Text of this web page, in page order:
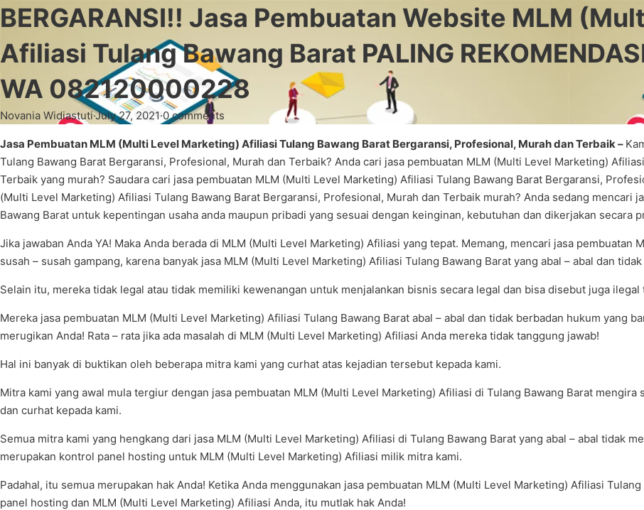
BERGARANSI!! Jasa Pembuatan Website MLM
Afiliasi Tulang Bawang Barat PALING
WA 082120000228
Novania Widiastuti·July 27, 2021·0 comments
Jasa Pembuatan MLM (Multi Level Marketing) Afiliasi Tulang Bawang Barat Bergaransi, Profesional, Murah dan Terbaik –
Tulang Bawang Barat Bergaransi, Profesional, Murah dan Terbaik? Anda cari jasa pembuatan MLM (Multi Level Marketing)
Terbaik yang murah? Saudara cari jasa pembuatan MLM (Multi Level Marketing) Afiliasi Tulang Bawang Barat Bergaransi,
(Multi Level Marketing) Afiliasi Tulang Bawang Barat Bergaransi, Profesional, Murah dan Terbaik murah? Anda sedang mencari
Bawang Barat untuk kepentingan usaha anda maupun pribadi yang sesuai dengan keinginan, kebutuhan dan dikerjakan secara
Jika jawaban Anda YA! Maka Anda berada di MLM (Multi Level Marketing) Afiliasi yang tepat. Memang, mencari jasa pembuatan
susah – susah gampang, karena banyak jasa MLM (Multi Level Marketing) Afiliasi Tulang Bawang Barat yang abal – abal dan
Selain itu, mereka tidak legal atau tidak memiliki kewenangan untuk menjalankan bisnis secara legal dan bisa disebut juga ilegal
Mereka jasa pembuatan MLM (Multi Level Marketing) Afiliasi Tulang Bawang Barat abal – abal dan tidak berbadan hukum yang
merugikan Anda! Rata – rata jika ada masalah di MLM (Multi Level Marketing) Afiliasi Anda mereka tidak tanggung jawab!
Hal ini banyak di buktikan oleh beberapa mitra kami yang curhat atas kejadian tersebut kepada kami.
Mitra kami yang awal mula tergiur dengan jasa pembuatan MLM (Multi Level Marketing) Afiliasi di Tulang Bawang Barat mengira
dan curhat kepada kami.
Semua mitra kami yang hengkang dari jasa MLM (Multi Level Marketing) Afiliasi di Tulang Bawang Barat yang abal – abal tidak
merupakan kontrol panel hosting untuk MLM (Multi Level Marketing) Afiliasi milik mitra kami.
Padahal, itu semua merupakan hak Anda! Ketika Anda menggunakan jasa pembuatan MLM (Multi Level Marketing) Afiliasi
panel hosting dan MLM (Multi Level Marketing) Afiliasi Anda, itu mutlak hak Anda!